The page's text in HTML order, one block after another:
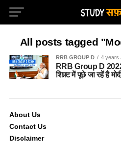
All posts tagged
RRB GROUP D 4 years
RRB Group D
शिफ़्ट में पूछे जा रहें है
About Us
Contact Us
Disclaimer